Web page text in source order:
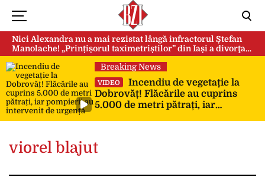
Nici Alexandra nu a mai rezistat lângă infractorul Ștefan
Manolache! „Prințișorul taximetriștilor” din Iași a divorţat
după doi ani de căsnicie
Breaking News
VIDEO
Incendiu de vegetație la
Dobrovăț! Flăcările au cuprins
5.000 de metri pătrați, iar
viorel blajut